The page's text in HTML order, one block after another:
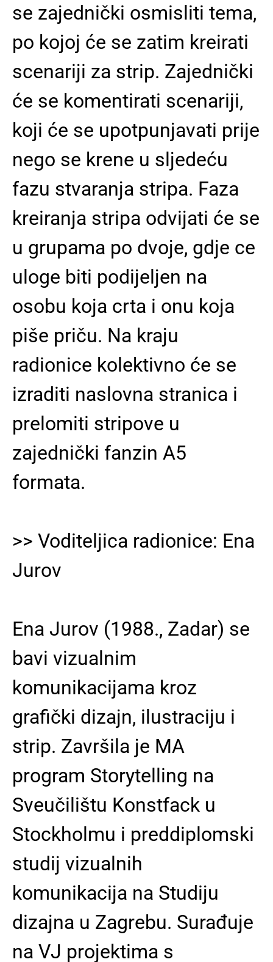
se zajednički osmisliti tema,
po kojoj će se zatim kreirati
scenariji za strip. Zajednički
će se komentirati scenariji,
koji će se upotpunjavati prije
nego se krene u sljedeću
fazu stvaranja stripa. Faza
kreiranja stripa odvijati će se
u grupama po dvoje, gdje ce
uloge biti podijeljen na
osobu koja crta i onu koja
piše priču. Na kraju
radionice kolektivno će se
izraditi naslovna stranica i
prelomiti stripove u
zajednički fanzin A5
formata.
>> Voditeljica radionice: Ena
Jurov
Ena Jurov (1988., Zadar) se
bavi vizualnim
komunikacijama kroz
grafički dizajn, ilustraciju i
strip. Završila je MA
program Storytelling na
Sveučilištu Konstfack u
Stockholmu i preddiplomski
studij vizualnih
komunikacija na Studiju
dizajna u Zagrebu. Surađuje
na VJ projektima s